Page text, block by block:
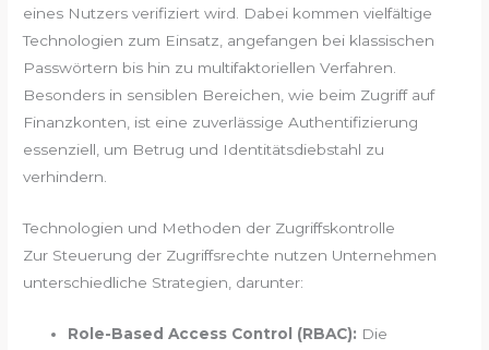
eines Nutzers verifiziert wird. Dabei kommen vielfältige
Technologien zum Einsatz, angefangen bei klassischen
Passwörtern bis hin zu multifaktoriellen Verfahren.
Besonders in sensiblen Bereichen, wie beim Zugriff auf
Finanzkonten, ist eine zuverlässige Authentifizierung
essenziell, um Betrug und Identitätsdiebstahl zu
verhindern.
Technologien und Methoden der Zugriffskontrolle
Zur Steuerung der Zugriffsrechte nutzen Unternehmen
unterschiedliche Strategien, darunter:
Role-Based Access Control (RBAC): Die